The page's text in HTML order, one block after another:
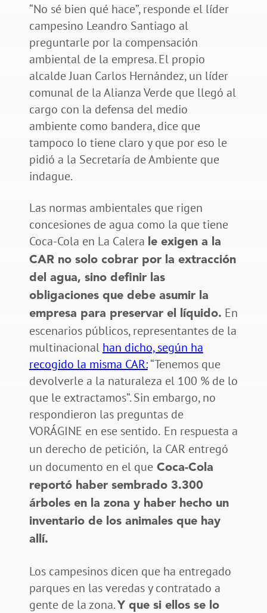
“No sé bien qué hace”, responde el líder
campesino Leandro Santiago al
preguntarle por la compensación
ambiental de la empresa. El propio
alcalde Juan Carlos Hernández, un líder
comunal de la Alianza Verde que llegó al
cargo con la defensa del medio
ambiente como bandera, dice que
tampoco lo tiene claro y que por eso le
pidió a la Secretaría de Ambiente que
indague.
Las normas ambientales que rigen
concesiones de agua como la que tiene
Coca-Cola en La Calera le exigen a la
CAR no solo cobrar por la extracción
del agua, sino definir las
obligaciones que debe asumir la
empresa para preservar el líquido. En
escenarios públicos, representantes de la
multinacional han dicho, según ha
recogido la misma CAR:“Tenemos que
devolverle a la naturaleza el 100 % de lo
que le extractamos”. Sin embargo, no
respondieron las preguntas de
VORÁGINE en ese sentido. En respuesta a
un derecho de petición, la CAR entregó
un documento en el queCoca-Cola
reportó haber sembrado 3.300
árboles en la zona y haber hecho un
inventario de los animales que hay
allí.
Los campesinos dicen que ha entregado
parques en las veredas y contratado a
gente de la zona. Y que si ellos se lo